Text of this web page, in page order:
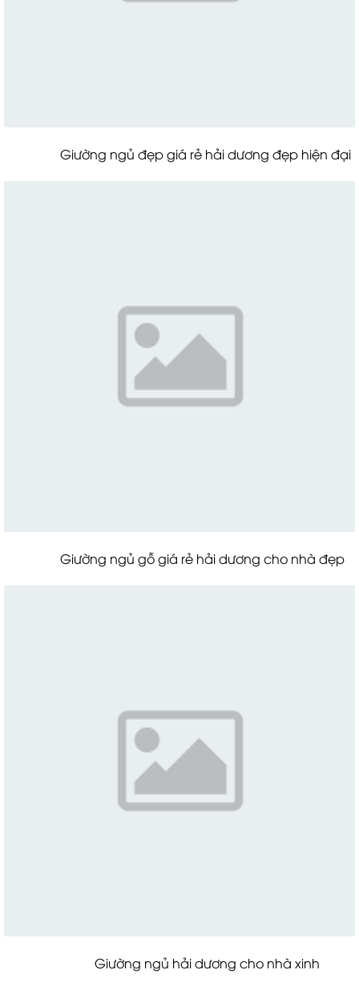
Giường ngủ đẹp giá rẻ hải dương đẹp hiện đại
Giường ngủ gỗ giá rẻ hải dương cho nhà đẹp
Giường ngủ hải dương cho nhà xinh